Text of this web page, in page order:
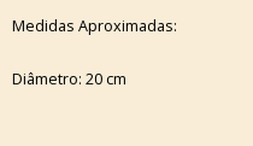
Medidas Aproximadas:
Diâmetro: 20 cm